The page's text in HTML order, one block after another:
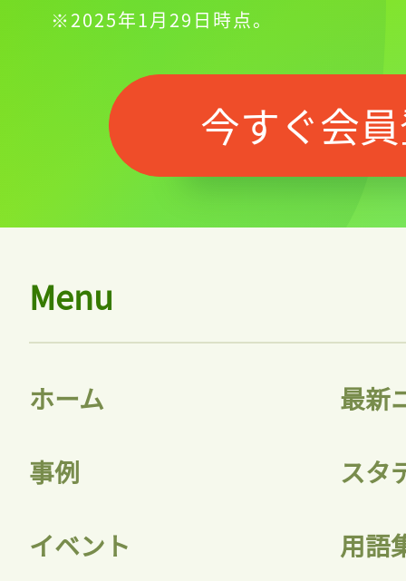
※2025年1月29日時点。
今すぐ会
Menu
ホーム 最新
事例 スタ
イベント 用語